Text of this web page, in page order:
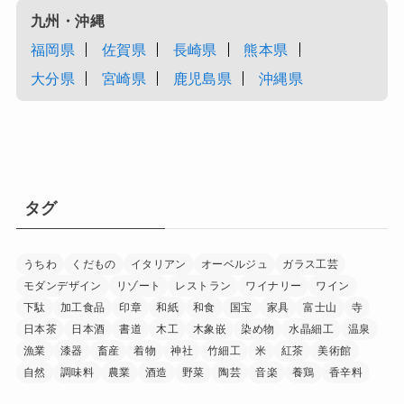
九州・沖縄
福岡県
佐賀県 長崎県
熊本県
大分県
宮崎県 鹿児島県 沖縄県
タグ
うちわ くだもの イタリアン オーベルジュ
ガラス工芸
モダンデザイン
リゾート レストラン ワイナリー
ワイン
下駄
加工食品 印章 和紙 和食 国宝 家具 富士山
寺
日本茶
日本酒 書道 木工 木象嵌 染め物 水晶細工
温泉
漁業
漆器 畜産 着物 神社 竹細工 米 紅茶
美術館
自然
調味料 農業 酒造 野菜 陶芸 音楽 養鶏 香辛料